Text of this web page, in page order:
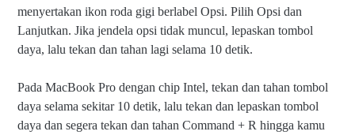
menyertakan ikon roda gigi berlabel Opsi. Pilih Opsi dan
Lanjutkan. Jika jendela opsi tidak muncul, lepaskan tombol
daya, lalu tekan dan tahan lagi selama 10 detik.
Pada MacBook Pro dengan chip Intel, tekan dan tahan tombol
daya selama sekitar 10 detik, lalu tekan dan lepaskan tombol
daya dan segera tekan dan tahan Command + R hingga kamu